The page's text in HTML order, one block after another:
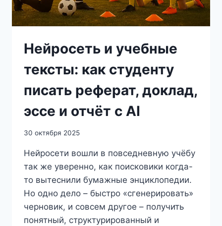
Нейросеть и учебные
тексты: как студенту
писать реферат, доклад,
эссе и отчёт с AI
30 октября 2025
Нейросети вошли в повседневную учёбу
так же уверенно, как поисковики когда-
то вытеснили бумажные энциклопедии.
Но одно дело – быстро «сгенерировать»
черновик, и совсем другое – получить
понятный, структурированный и